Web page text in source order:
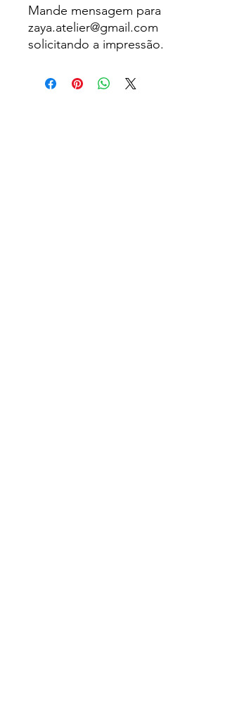
Mande mensagem para
zaya.atelier@gmail.com
solicitando a impressão.